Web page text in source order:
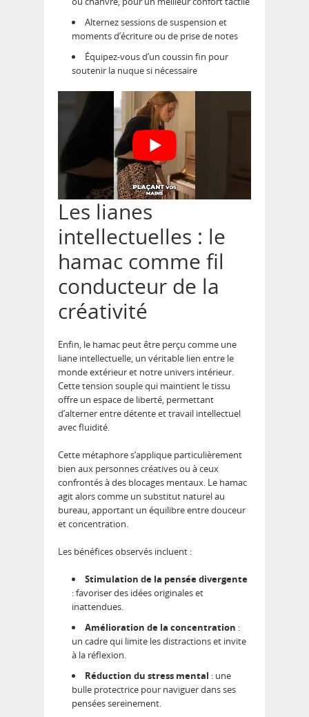
Alternez sessions de suspension et
moments d’écriture ou de prise de notes
Équipez-vous d’un coussin fin pour
soutenir la nuque si nécessaire
Les lianes
intellectuelles : le
hamac comme fil
conducteur de la
créativité
Enfin, le hamac peut être perçu comme une
liane intellectuelle, un véritable lien entre le
monde extérieur et notre univers intérieur.
Cette tension souple qui maintient le tissu
offre un espace de liberté, permettant
d’alterner entre détente et travail intellectuel
avec fluidité.
Cette métaphore s’applique particulièrement
bien aux personnes créatives ou à ceux
confrontés à des blocages mentaux. Le hamac
agit alors comme un substitut naturel au
bureau, apportant un équilibre entre douceur
et concentration.
Les bénéfices observés incluent :
Stimulation de la pensée divergente
: favoriser des idées originales et
inattendues.
Amélioration de la concentration :
un cadre qui limite les distractions et invite
à la réflexion.
Réduction du stress mental : une
bulle protectrice pour naviguer dans ses
pensées sereinement.